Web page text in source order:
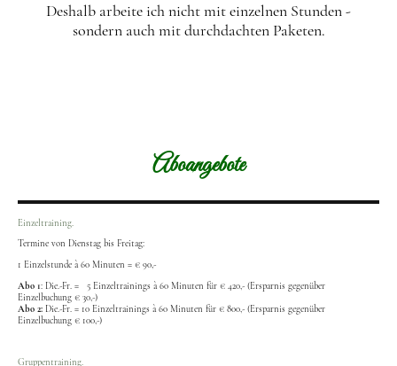
Deshalb arbeite ich nicht mit einzelnen Stunden -
sondern auch mit durchdachten Paketen.
Aboangebote
Einzeltraining.
Termine von Dienstag bis Freitag:
1 Einzelstunde à 60 Minuten = € 90,-
Abo 1: Die.-Fr. = 5 Einzeltrainings à 60 Minuten für € 420,- (Ersparnis gegenüber
Einzelbuchung € 30,-)
Abo 2: Die.-Fr. = 10 Einzeltrainings à 60 Minuten für € 800,- (Ersparnis gegenüber
Einzelbuchung € 100,-)
Gruppentraining.